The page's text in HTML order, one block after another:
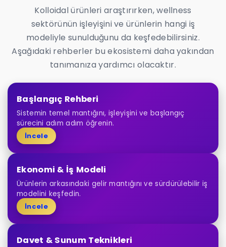
Kolloidal ürünleri araştırırken, wellness
sektörünün işleyişini ve ürünlerin hangi iş
modeliyle sunulduğunu da keşfedebilirsiniz.
Aşağıdaki rehberler bu ekosistemi daha yakından
tanımanıza yardımcı olacaktır.
Başlangıç Rehberi
Sistemin temel mantığını, işleyişini ve başlangıç
sürecini adım adım öğrenin.
İncele
Ekonomi & İş Modeli
Ürünlerin arkasındaki gelir mantığını ve sürdürülebilir iş
modelini keşfedin.
İncele
Davet & Sunum Teknikleri